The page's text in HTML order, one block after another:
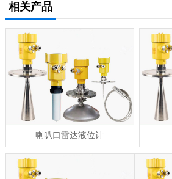
相关产品
喇叭口雷达液位计